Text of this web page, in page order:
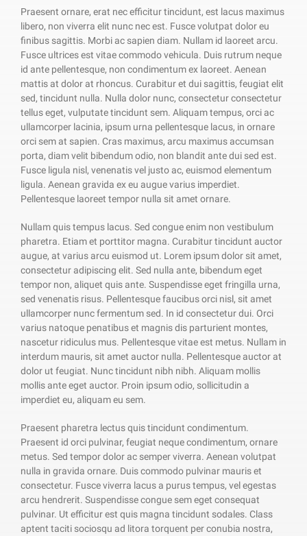
Praesent ornare, erat nec efficitur tincidunt, est lacus maximus
libero, non viverra elit nunc nec est. Fusce volutpat dolor eu
finibus sagittis. Morbi ac sapien diam. Nullam id laoreet arcu.
Fusce ultrices est vitae commodo vehicula. Duis rutrum neque
id ante pellentesque, non condimentum ex laoreet. Aenean
mattis at dolor at rhoncus. Curabitur et dui sagittis, feugiat elit
sed, tincidunt nulla. Nulla dolor nunc, consectetur consectetur
tellus eget, vulputate tincidunt sem. Aliquam tempus, orci ac
ullamcorper lacinia, ipsum urna pellentesque lacus, in ornare
orci sem at sapien. Cras maximus, arcu maximus accumsan
porta, diam velit bibendum odio, non blandit ante dui sed est.
Fusce ligula nisl, venenatis vel justo ac, euismod elementum
ligula. Aenean gravida ex eu augue varius imperdiet.
Pellentesque laoreet tempor nulla sit amet ornare.
Nullam quis tempus lacus. Sed congue enim non vestibulum
pharetra. Etiam et porttitor magna. Curabitur tincidunt auctor
augue, at varius arcu euismod ut. Lorem ipsum dolor sit amet,
consectetur adipiscing elit. Sed nulla ante, bibendum eget
tempor non, aliquet quis ante. Suspendisse eget fringilla urna,
sed venenatis risus. Pellentesque faucibus orci nisl, sit amet
ullamcorper nunc fermentum sed. In id consectetur dui. Orci
varius natoque penatibus et magnis dis parturient montes,
nascetur ridiculus mus. Pellentesque vitae est metus. Nullam in
interdum mauris, sit amet auctor nulla. Pellentesque auctor at
dolor ut feugiat. Nunc tincidunt nibh nibh. Aliquam mollis
mollis ante eget auctor. Proin ipsum odio, sollicitudin a
imperdiet eu, aliquam eu sem.
Praesent pharetra lectus quis tincidunt condimentum.
Praesent id orci pulvinar, feugiat neque condimentum, ornare
metus. Sed tempor dolor ac semper viverra. Aenean volutpat
nulla in gravida ornare. Duis commodo pulvinar mauris et
consectetur. Fusce viverra lacus a purus tempus, vel egestas
arcu hendrerit. Suspendisse congue sem eget consequat
pulvinar. Ut efficitur est quis magna tincidunt sodales. Class
aptent taciti sociosqu ad litora torquent per conubia nostra,